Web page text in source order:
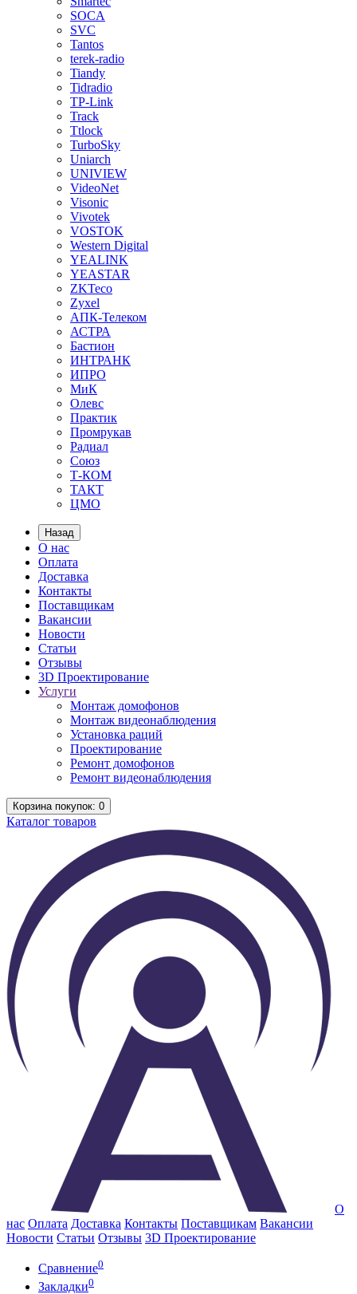
SOCA
SVC
Tantos
terek-radio
Tiandy
Tidradio
TP-Link
Track
Ttlock
TurboSky
Uniarch
UNIVIEW
VideoNet
Visonic
Vivotek
VOSTOK
Western Digital
YEALINK
YEASTAR
ZKTeco
Zyxel
АПК-Телеком
АСТРА
Бастион
ИНТРАНК
ИПРО
МиК
Олевс
Практик
Промрукав
Радиал
Союз
Т-КОМ
ТАКТ
ЦМО
Назад
О нас
Оплата
Доставка
Контакты
Поставщикам
Вакансии
Новости
Статьи
Отзывы
3D Проектирование
Услуги
Монтаж домофонов
Монтаж видеонаблюдения
Установка раций
Проектирование
Ремонт домофонов
Ремонт видеонаблюдения
Корзинапокупок: 0
Каталог товаров
О
нас Оплата Доставка Контакты Поставщикам Вакансии
Новости Статьи Отзывы 3D Проектирование
Сравнение0
Закладки0